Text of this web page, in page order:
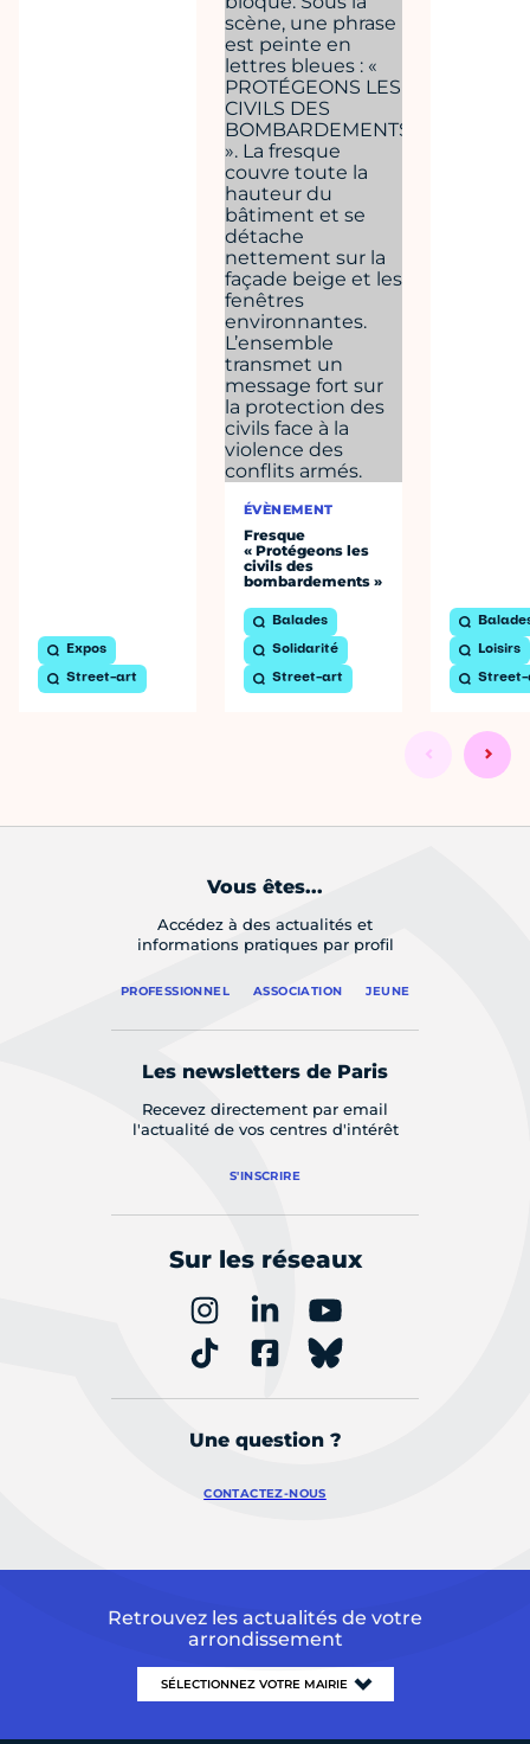
Expos
Street-art
ÉVÈNEMENT
Fresque
« Protégeons les
civils des
bombardements »
Balades
Solidarité
Street-art
Loisirs
Vous êtes...
Accédez à des actualités et
informations pratiques par profil
PROFESSIONNEL ASSOCIATION JEUNE
Les newsletters de Paris
Recevez directement par email
l'actualité de vos centres d'intérêt
S'INSCRIRE
Sur les réseaux
Une question ?
CONTACTEZ-NOUS
Retrouvez les actualités de votre
arrondissement